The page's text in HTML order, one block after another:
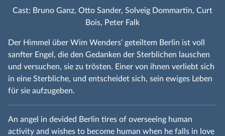
Cast: Bruno Ganz, Otto Sander, Solveig Dommartin, Curt
Bois, Peter Falk
Der Himmel über Wim Wenders‘ geteiltem Berlin ist voll
sanfter Engel, die den Gedanken der Sterblichen lauschen
und versuchen, sie zu trösten. Einer von ihnen verliebt sich
in eine Sterbliche, und entscheidet sich, sein ewiges Leben
für sie aufzugeben.
An angel in devided Berlin tires of overseeing human
activity and wishes to become human when he falls in love